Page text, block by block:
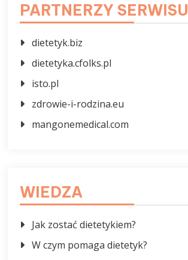
PARTNERZY SERWISU
dietetyk.biz
dietetyka.cfolks.pl
isto.pl
zdrowie-i-rodzina.eu
mangonemedical.com
WIEDZA
Jak zostać dietetykiem?
W czym pomaga dietetyk?